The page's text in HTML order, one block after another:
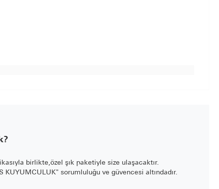
birlikte,özel şık paketiyle size ulaşacaktır.
KUYUMCULUK" sorumluluğu ve güvencesi altındadır.